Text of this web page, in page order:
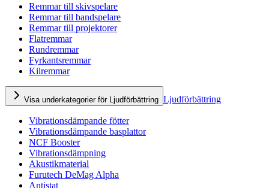
Remmar till skivspelare
Remmar till bandspelare
Remmar till projektorer
Flatremmar
Rundremmar
Fyrkantsremmar
Kilremmar
Visa underkategorier för Ljudförbättring Ljudförbättring
Vibrationsdämpande fötter
Vibrationsdämpande basplattor
NCF Booster
Vibrationsdämpning
Akustikmaterial
Furutech DeMag Alpha
Antistat